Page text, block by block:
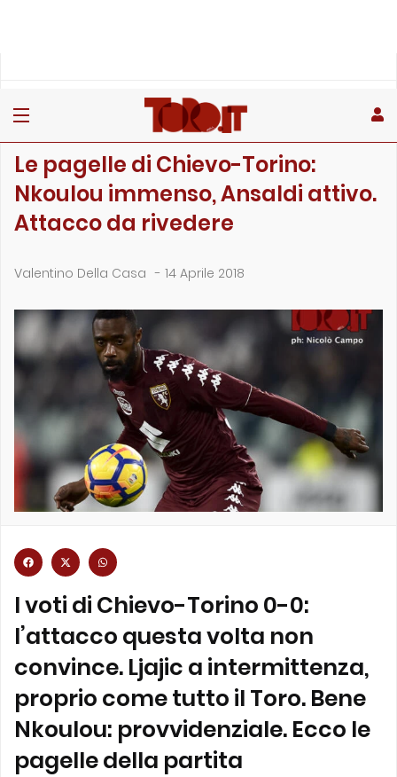
Le pagelle di Chievo-Torino:
Nkoulou immenso, Ansaldi attivo.
Attacco da rivedere
Valentino Della Casa - 14 Aprile 2018
I voti di Chievo-Torino 0-0:
l’attacco questa volta non
convince. Ljajic a intermittenza,
proprio come tutto il Toro. Bene
Nkoulou: provvidenziale. Ecco le
pagelle della partita